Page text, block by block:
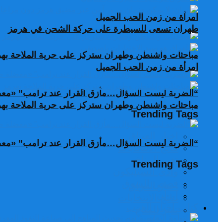
امرأة من زمن الحب الجميل
مباحثات واشنطن وطهران ستركز على حرية الملاحة
“الضربة ليست السؤال…مأزق القرار عند ترامب”
Trending Tags
نتائج الانتخابات
تغير المناخ
وادي السيليكون
كتاب أخبار العرب
طهران تسعى للسيطرة على حركة الشحن في هرمز
امرأة من زمن الحب الجميل
مباحثات واشنطن وطهران ستركز على حرية الملاحة
“الضربة ليست السؤال…مأزق القرار عند ترامب”
Trending Tags